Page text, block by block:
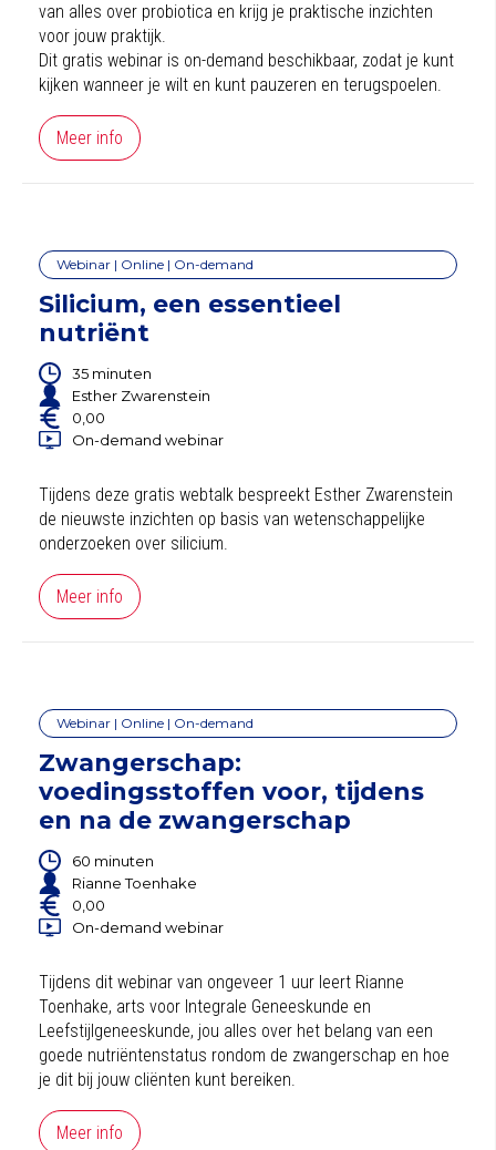
van alles over probiotica en krijg je praktische inzichten
voor jouw praktijk.
Dit gratis webinar is on-demand beschikbaar, zodat je kunt
kijken wanneer je wilt en kunt pauzeren en terugspoelen.
Meer info
Webinar | Online | On-demand
Silicium, een essentieel
nutriënt
35 minuten
Esther Zwarenstein
0,00
On-demand webinar
Tijdens deze gratis webtalk bespreekt Esther Zwarenstein
de nieuwste inzichten op basis van wetenschappelijke
onderzoeken over silicium.
Meer info
Webinar | Online | On-demand
Zwangerschap:
voedingsstoffen voor, tijdens
en na de zwangerschap
60 minuten
Rianne Toenhake
0,00
On-demand webinar
Tijdens dit webinar van ongeveer 1 uur leert Rianne
Toenhake, arts voor Integrale Geneeskunde en
Leefstijlgeneeskunde, jou alles over het belang van een
goede nutriëntenstatus rondom de zwangerschap en hoe
je dit bij jouw cliënten kunt bereiken.
Meer info